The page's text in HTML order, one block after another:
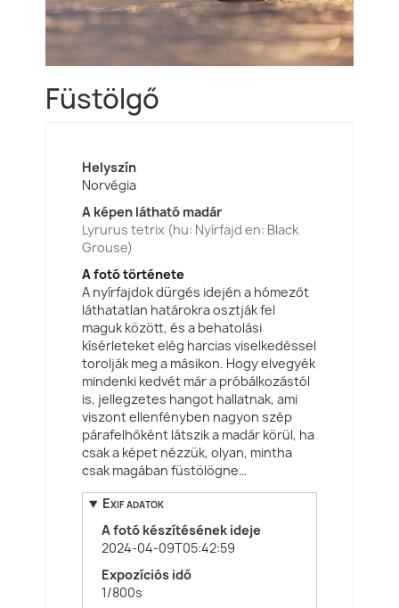
Füstölgő
Helyszín
Norvégia
A képen látható madár
Lyrurus tetrix (hu: Nyírfajd en: Black
Grouse)
A fotó története
A nyírfajdok dürgés idején a hómezőt
láthatatlan határokra osztják fel
maguk között, és a behatolási
kísérleteket elég harcias viselkedéssel
torolják meg a másikon. Hogy elvegyék
mindenki kedvét már a próbálkozástól
is, jellegzetes hangot hallatnak, ami
viszont ellenfényben nagyon szép
párafelhőként látszik a madár körül, ha
csak a képet nézzük, olyan, mintha
csak magában füstölögne…
Exif adatok
A fotó készítésének ideje
2024-04-09T05:42:59
Expozíciós idő
1/800s